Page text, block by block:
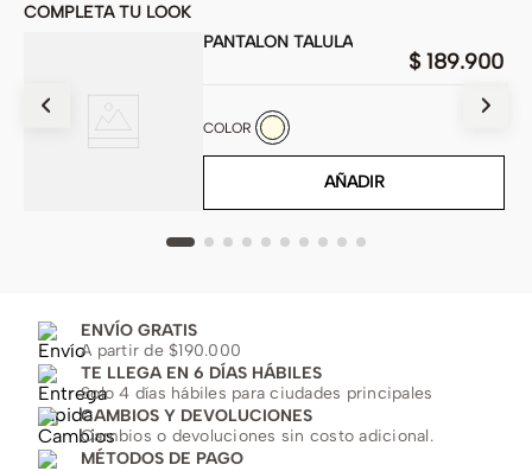
COMPLETA TU LOOK
PANTALON TALULA
$ 189.900
COLOR
AÑADIR
ENVÍO GRATIS
A partir de $190.000
TE LLEGA EN 6 DÍAS HÁBILES
Solo 4 días hábiles para ciudades principales
CAMBIOS Y DEVOLUCIONES
Cambios o devoluciones sin costo adicional.
MÉTODOS DE PAGO